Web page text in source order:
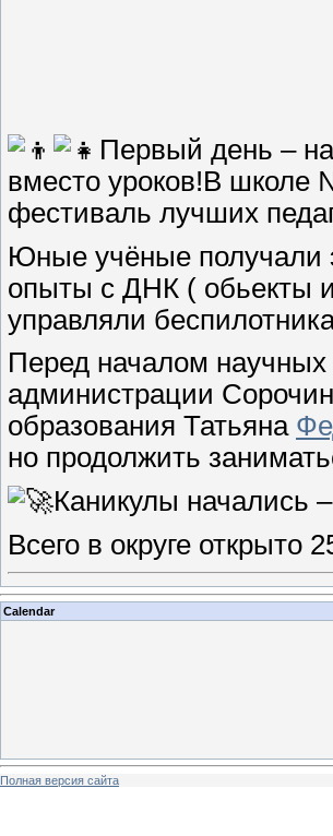
Первый день –
вместо уроков!В школе
фестиваль лучших
Юные учёные получали
опыты с ДНК ( обьекты
управляли
Перед началом научных
администрации
образования Татьяна
но продолжить
Каникулы начались
Всего в округе открыто
Calendar
Полная версия сайта